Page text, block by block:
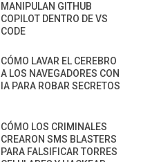
MANIPULAN GITHUB
COPILOT DENTRO DE VS
CODE
CÓMO LAVAR EL CEREBRO
A LOS NAVEGADORES CON
IA PARA ROBAR SECRETOS
CÓMO LOS CRIMINALES
CREARON SMS BLASTERS
PARA FALSIFICAR TORRES